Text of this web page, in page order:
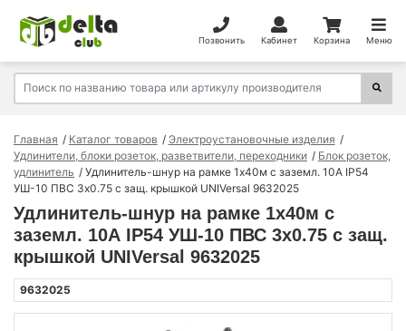
Позвонить Кабинет Корзина Меню
Главная Каталог товаров
Электроустановочные изделия
Удлинители, блоки розеток, разветвители, переходники
Блок розеток,
удлинитель
Удлинитель-шнур на рамке 1х40м с заземл. 10А IP54
УШ-10 ПВС 3х0.75 с защ. крышкой UNIVersal 9632025
Удлинитель-шнур на рамке 1х40м с
заземл. 10А IP54 УШ-10 ПВС 3х0.75 с защ.
крышкой UNIVersal 9632025
9632025